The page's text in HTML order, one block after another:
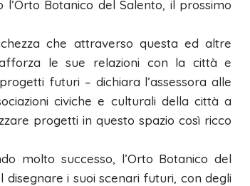
l’Orto Botanico del Salento, il prossimo
che attraverso questa ed altre
le sue relazioni con la città e
futuri – dichiara l’assessora alle
civiche e culturali della città a
progetti in questo spazio così ricco
molto successo, l’Orto Botanico del
i suoi scenari futuri, con degli